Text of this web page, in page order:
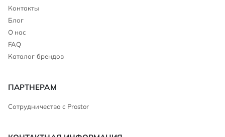
Контакты
Блог
О нас
FAQ
Каталог брендов
ПАРТНЕРАМ
Сотрудничество с Prostor